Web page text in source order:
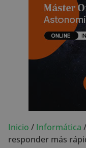
Inicio / Informática /
responder más